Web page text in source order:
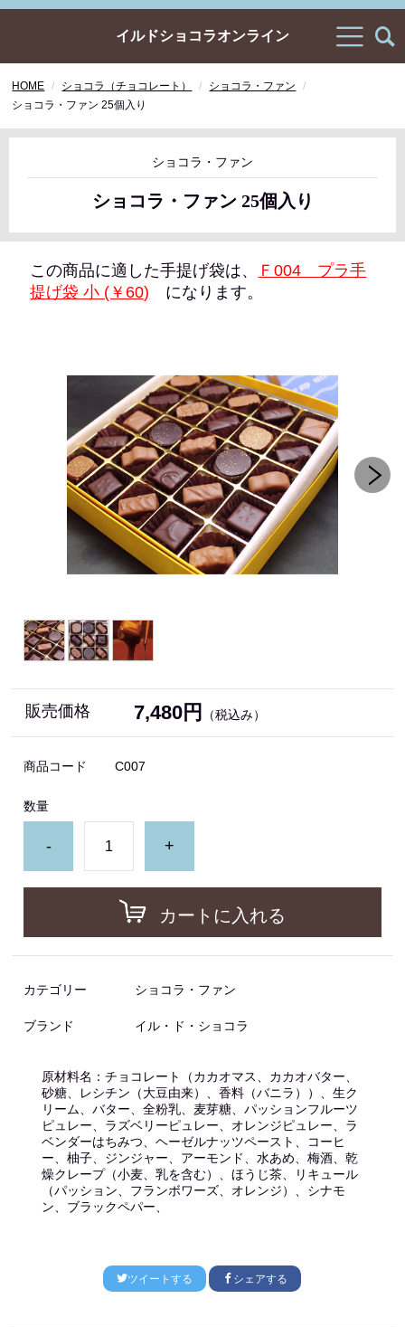
イルドショコラオンライン
HOME ショコラ（チョコレート）
ショコラ・ファン
ショコラ・ファン 25個入り
ショコラ・ファン
ショコラ・ファン 25個入り
この商品に適した手提げ袋は、
Ｆ004 プラ手
提げ袋 小 (￥60) になります。
販売価格 7,480円 （税込み）
商品コード C007
数量
- +
カートに入れる
カテゴリー ショコラ・ファン
ブランド イル・ド・ショコラ
原材料名：チョコレート（カカオマス、カカオバター、
砂糖、レシチン（大豆由来）、香料（バニラ））、生ク
リーム、バター、全粉乳、麦芽糖、パッションフルーツ
ピュレー、ラズベリーピュレー、オレンジピュレー、ラ
ベンダーはちみつ、ヘーゼルナッツペースト、コーヒ
ー、柚子、ジンジャー、アーモンド、水あめ、梅酒、乾
燥クレープ（小麦、乳を含む）、ほうじ茶、リキュール
（パッション、フランボワーズ、オレンジ）、シナモ
ン、ブラックペパー、
ツイートする シェアする